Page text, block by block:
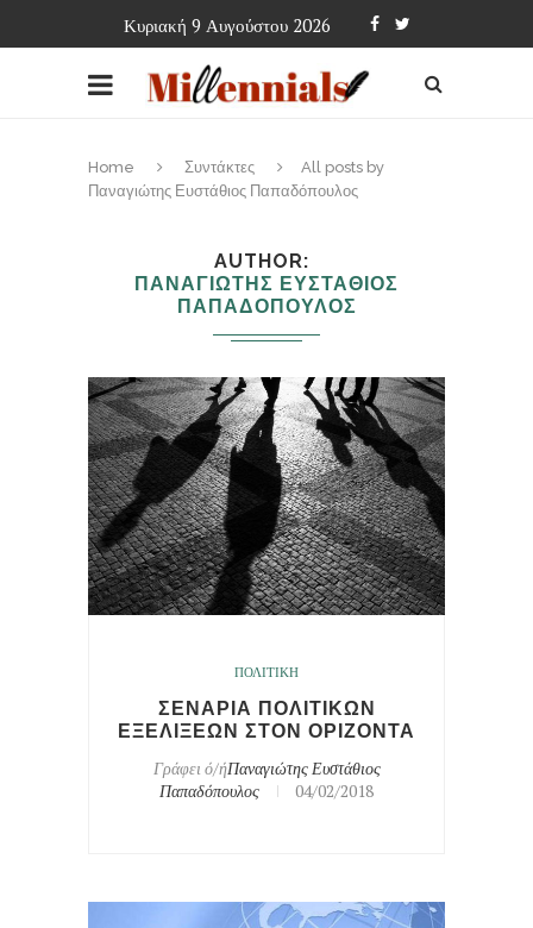
Κυριακή 9 Αυγούστου 2026
Home Συντάκτες
All posts by
Παναγιώτης Ευστάθιος Παπαδόπουλος
AUTHOR
ΠΑΝΑΓΙΩΤΗΣ ΕΥΣΤΑΘΙΟΣ
ΠΑΠΑΔΟΠΟΥΛΟΣ
ΠΟΛΙΤΙΚΗ
ΣΕΝΑΡΙΑ ΠΟΛΙΤΙΚΩΝ
ΕΞΕΛΙΞΕΩΝ ΣΤΟΝ ΟΡΙΖΟΝΤΑ
Γράφει ό/ήΠαναγιώτης Ευστάθιος
Παπαδόπουλος
04/02/2018